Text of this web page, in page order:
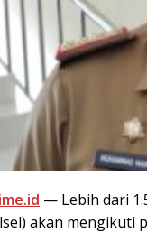
— Lebih dari
akan